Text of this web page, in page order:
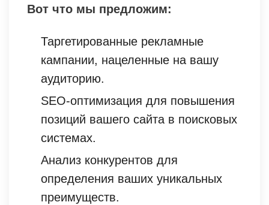
Вот что мы предложим:
Таргетированные рекламные
кампании, нацеленные на вашу
аудиторию.
SEO-оптимизация для повышения
позиций вашего сайта в поисковых
системах.
Анализ конкурентов для
определения ваших уникальных
преимуществ.